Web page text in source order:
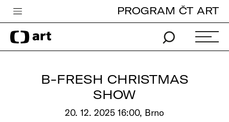
Česká televize
Zpravodajství
PROGRAM ČT ART
B-FRESH CHRISTMAS
SHOW
20. 12. 2025 16:00, Brno